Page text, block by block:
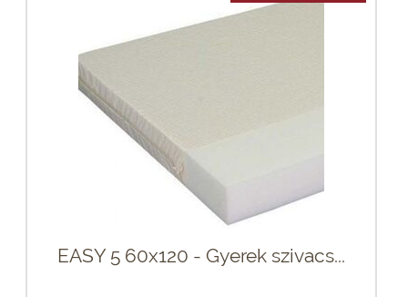
EASY 5 60x120 - Gyerek szivacs...